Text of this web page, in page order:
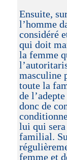
Ensuite,
l’homme
considéré
qui doit
la femme
masculine
toute la
de
donc de
lui qui
familial.
femme et